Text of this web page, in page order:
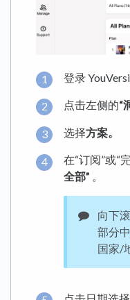
登录
点击左侧的“
选择方案。
在“订阅”或“
全部” 。
向下
部分
国家/